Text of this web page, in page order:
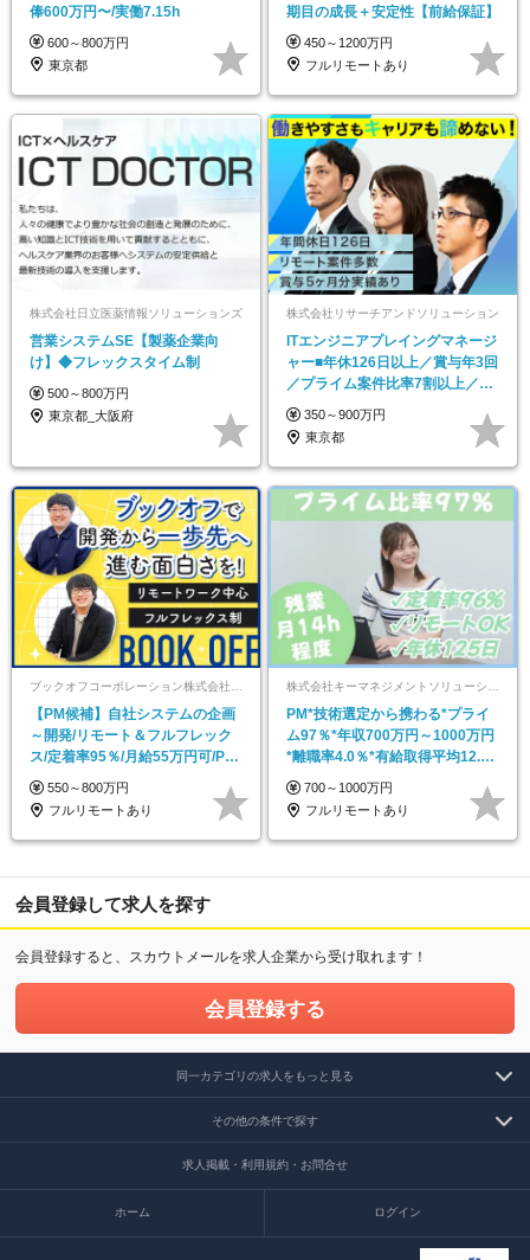
俸600万円〜/実働7.15h
600～800万円
東京都
期目の成長＋安定性【前給保証】
450～1200万円
フルリモートあり
株式会社日立医薬情報ソリューションズ
営業システムSE【製薬企業向
け】◆フレックスタイム制
500～800万円
東京都_大阪府
株式会社リサーチアンドソリューション
ITエンジニアプレイングマネージ
ャー■年休126日以上／賞与年3回
／プライム案件比率7割以上／在
宅勤務OK
350～900万円
東京都
【PM候補】自社システムの企画
～開発/リモート＆フルフレック
ス/定着率95％/月給55万円可/PM
経験不問
550～800万円
フルリモートあり
PM*技術選定から携わる*プライ
ム97％*年収700万円～1000万円
*離職率4.0％*有給取得平均12.3
日
700～1000万円
フルリモートあり
会員登録して求人を探す
会員登録すると、スカウトメールを求人企業から受け取れます！
会員登録する
同一カテゴリの求人をもっと見る
その他の条件で探す
求人掲載・利用規約・お問合せ
ホーム ログイン